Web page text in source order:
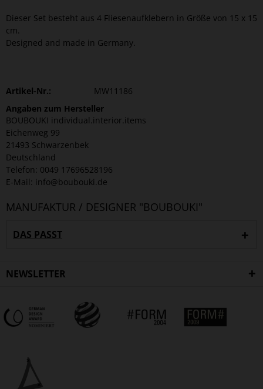
Dieser Set besteht aus 4 Fliesenaufklebern in Größe von 15 x 15
cm.
Designed and made in Germany.
Artikel-Nr.:
MW11186
Angaben zum Hersteller
BOUBOUKI individual.interior.items
Eichenweg 99
21493 Schwarzenbek
Deutschland
Telefon: 0049 17696528196
E-Mail: info@boubouki.de
MANUFAKTUR / DESIGNER "BOUBOUKI"
DAS PASST
NEWSLETTER